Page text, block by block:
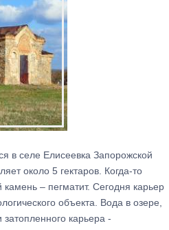
в селе Елисеевка Запорожской
около 5 гектаров. Когда-то
– пегматит. Сегодня карьер
объекта. Вода в озере,
затопленного карьера -